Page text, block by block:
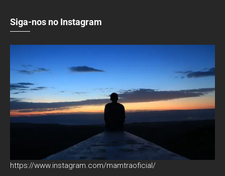
Siga-nos no Instagram
https://www.instagram.com/mamtraoficial/